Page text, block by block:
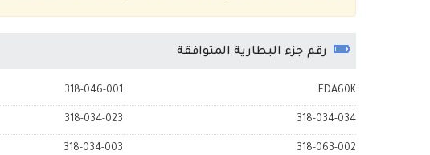
رقم جزء البطارية المتوافقة
EDA60K
318-046-001
318-034-034
318-034-023
318-063-002
318-034-003